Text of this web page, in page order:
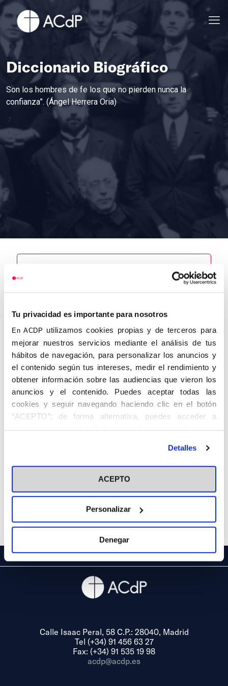
Tu privacidad es importante para nosotros
En ACDP utilizamos cookies propias y de terceros para
mejorar nuestros servicios mediante el análisis de tus
hábitos de navegación, para personalizar los anuncios y
el contenido según tus intereses, medir el rendimiento y
obtener información sobre las audiencias que vieron los
anuncios y el contenido. Puedes aceptar todas las
cookies y seguir navegando haciendo clic en el botón
“ACEPTO”; de forma alternativa, puedes acceder a
información más detallada y cambiar tus preferencias
en el botón "Personalizar". Para más información puedes
visitar nuestra Política de Cookies
Detalles
ACEPTO
Personalizar
Denegar
Diccionario Biográfico
Son los hombres de fe los que no pierden nunca la
confianza”. (Ángel Herrera Oria)
Nombre
Gadea Oltra,
Francisco
Autor
Centro de
adscripción
Fecha de
nacimiento
30/10/1943
Fecha de
defunción
10/10/2009
Madrid
Calle Isaac Peral, 58 C.P.: 28040, Madrid
Tel (+34) 91 456 63 27
Fax: (+34) 91 535 19 98
acdp@acdp.es